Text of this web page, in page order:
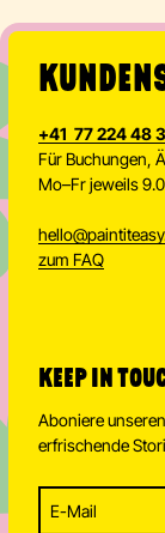
+41 77 224 48
Für Buchungen,
Mo–Fr jeweils
hello@
zum FAQ
KEEP IN
Aboniere
erfrischende
Subscribe to our